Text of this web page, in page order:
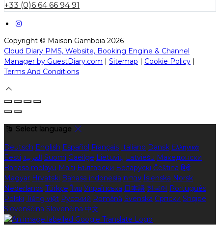
+33 (0)6 64 66 94 91
Copyright © Maison Gamboia 2026
Cloud Diary PMS, Website, Booking Engine & Channel
Manager by GuestDiary.com | Sitemap | Cookie Policy |
Terms And Conditions
Select language
Deutsch English Español Français Italiano Dansk Ελληνικά
Eesti العربية Suomi Gaeilge Lietuvių Latviešu Македонски
Bahasa melayu Malti Български Беларускі Čeština हिंदी
Magyar Hrvatski Bahasa indonesia עברית Íslenska Norsk
Nederlands Türkçe ไทย Українська 日本語 한국어 Português
Polski Tiếng việt Русский Română Svenska Српски Shqipe
Slovenščina Slovenčina 中文